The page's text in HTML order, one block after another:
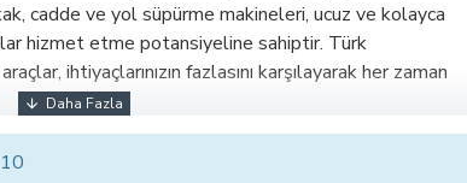
cadde ve yol süpürme makineleri, ucuz ve kolayca
hizmet etme potansiyeline sahiptir. Türk
ihtiyaçlarınızın fazlasını karşılayarak her zaman